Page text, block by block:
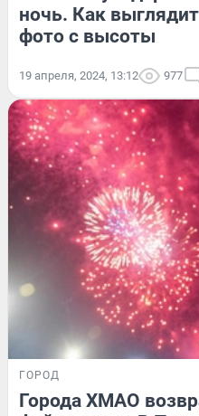
ночь. Как
фото с высоты
19 апреля, 2024, 13:12 977
ГОРОД
Города ХМАО